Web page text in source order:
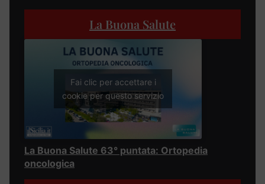
La Buona Salute
Fai clic per accettare i
cookie per questo servizio
La Buona Salute 63° puntata: Ortopedia
oncologica